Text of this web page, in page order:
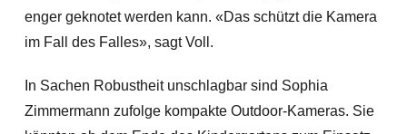
enger geknotet werden kann. «Das schützt die Kamera
im Fall des Falles», sagt Voll.
In Sachen Robustheit unschlagbar sind Sophia
Zimmermann zufolge kompakte Outdoor-Kameras. Sie